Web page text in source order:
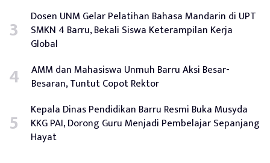
Dosen UNM Gelar Pelatihan Bahasa Mandarin di UPT
SMKN 4 Barru, Bekali Siswa Keterampilan Kerja
Global
AMM dan Mahasiswa Unmuh Barru Aksi Besar-
Besaran, Tuntut Copot Rektor
Kepala Dinas Pendidikan Barru Resmi Buka Musyda
KKG PAI, Dorong Guru Menjadi Pembelajar Sepanjang
Hayat